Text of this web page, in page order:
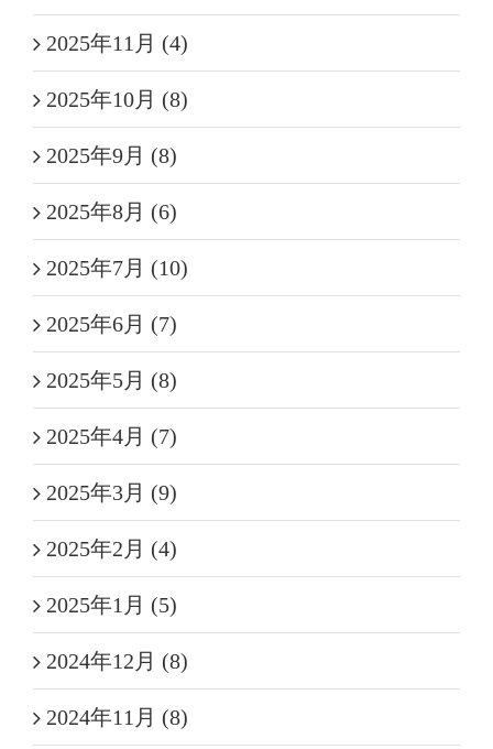
2025年11月 (4)
2025年10月 (8)
2025年9月 (8)
2025年8月 (6)
2025年7月 (10)
2025年6月 (7)
2025年5月 (8)
2025年4月 (7)
2025年3月 (9)
2025年2月 (4)
2025年1月 (5)
2024年12月 (8)
2024年11月 (8)